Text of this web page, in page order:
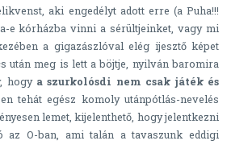
aki engedélyt adott erre (a Puha!!!
e kórházba vinni a sérültjeinket, vagy mi
a gigazászlóval elég ijesztő képet
után meg is lett a böjtje, nyilván baromira
hogy a szurkolósdi nem csak játék és
tehát egész komoly utánpótlás-nevelés
lemet, kijelenthető, hogy jelentkezni
az O-ban, ami talán a tavaszunk eddigi